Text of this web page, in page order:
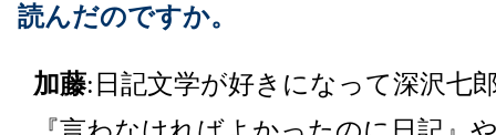
読んだのですか。
加藤:日記文学が好きになって深沢七